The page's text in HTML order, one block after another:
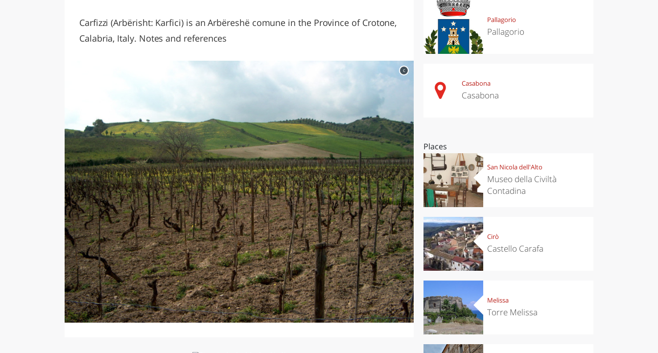
Carfizzi (Arbërisht: Karfici) is an Arbëreshë comune in the Province of Crotone,
Calabria, Italy. Notes and references
c
Pallagorio
Pallagorio
Casabona
Casabona
Places
San Nicola dell'Alto
Museo della Civiltà
Contadina
Cirò
Castello Carafa
Melissa
Torre Melissa